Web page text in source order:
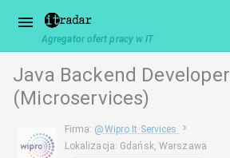
Agregator ofert pracy w IT
Java Backend Developer
(Microservices)
Firma: @Wipro It Services
Lokalizacja: Gdańsk, Warszawa